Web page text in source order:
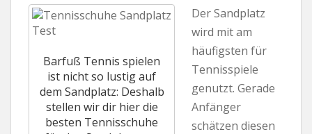
Barfuß Tennis spielen
ist nicht so lustig auf
dem Sandplatz: Deshalb
stellen wir dir hier die
besten Tennisschuhe
Der Sandplatz
wird mit am
häufigsten für
Tennisspiele
genutzt. Gerade
Anfänger
schätzen diesen